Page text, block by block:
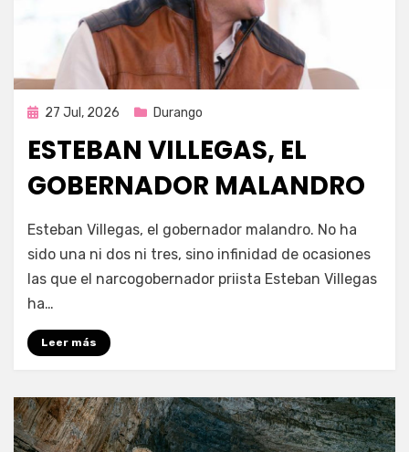
Publicada
27 Jul, 2026 Durango
ESTEBAN VILLEGAS, EL
GOBERNADOR MALANDRO
por Fernando Miranda Servín
Esteban Villegas, el gobernador malandro. No ha
sido una ni dos ni tres, sino infinidad de ocasiones
las que el narcogobernador priista Esteban Villegas
ha…
Leer más